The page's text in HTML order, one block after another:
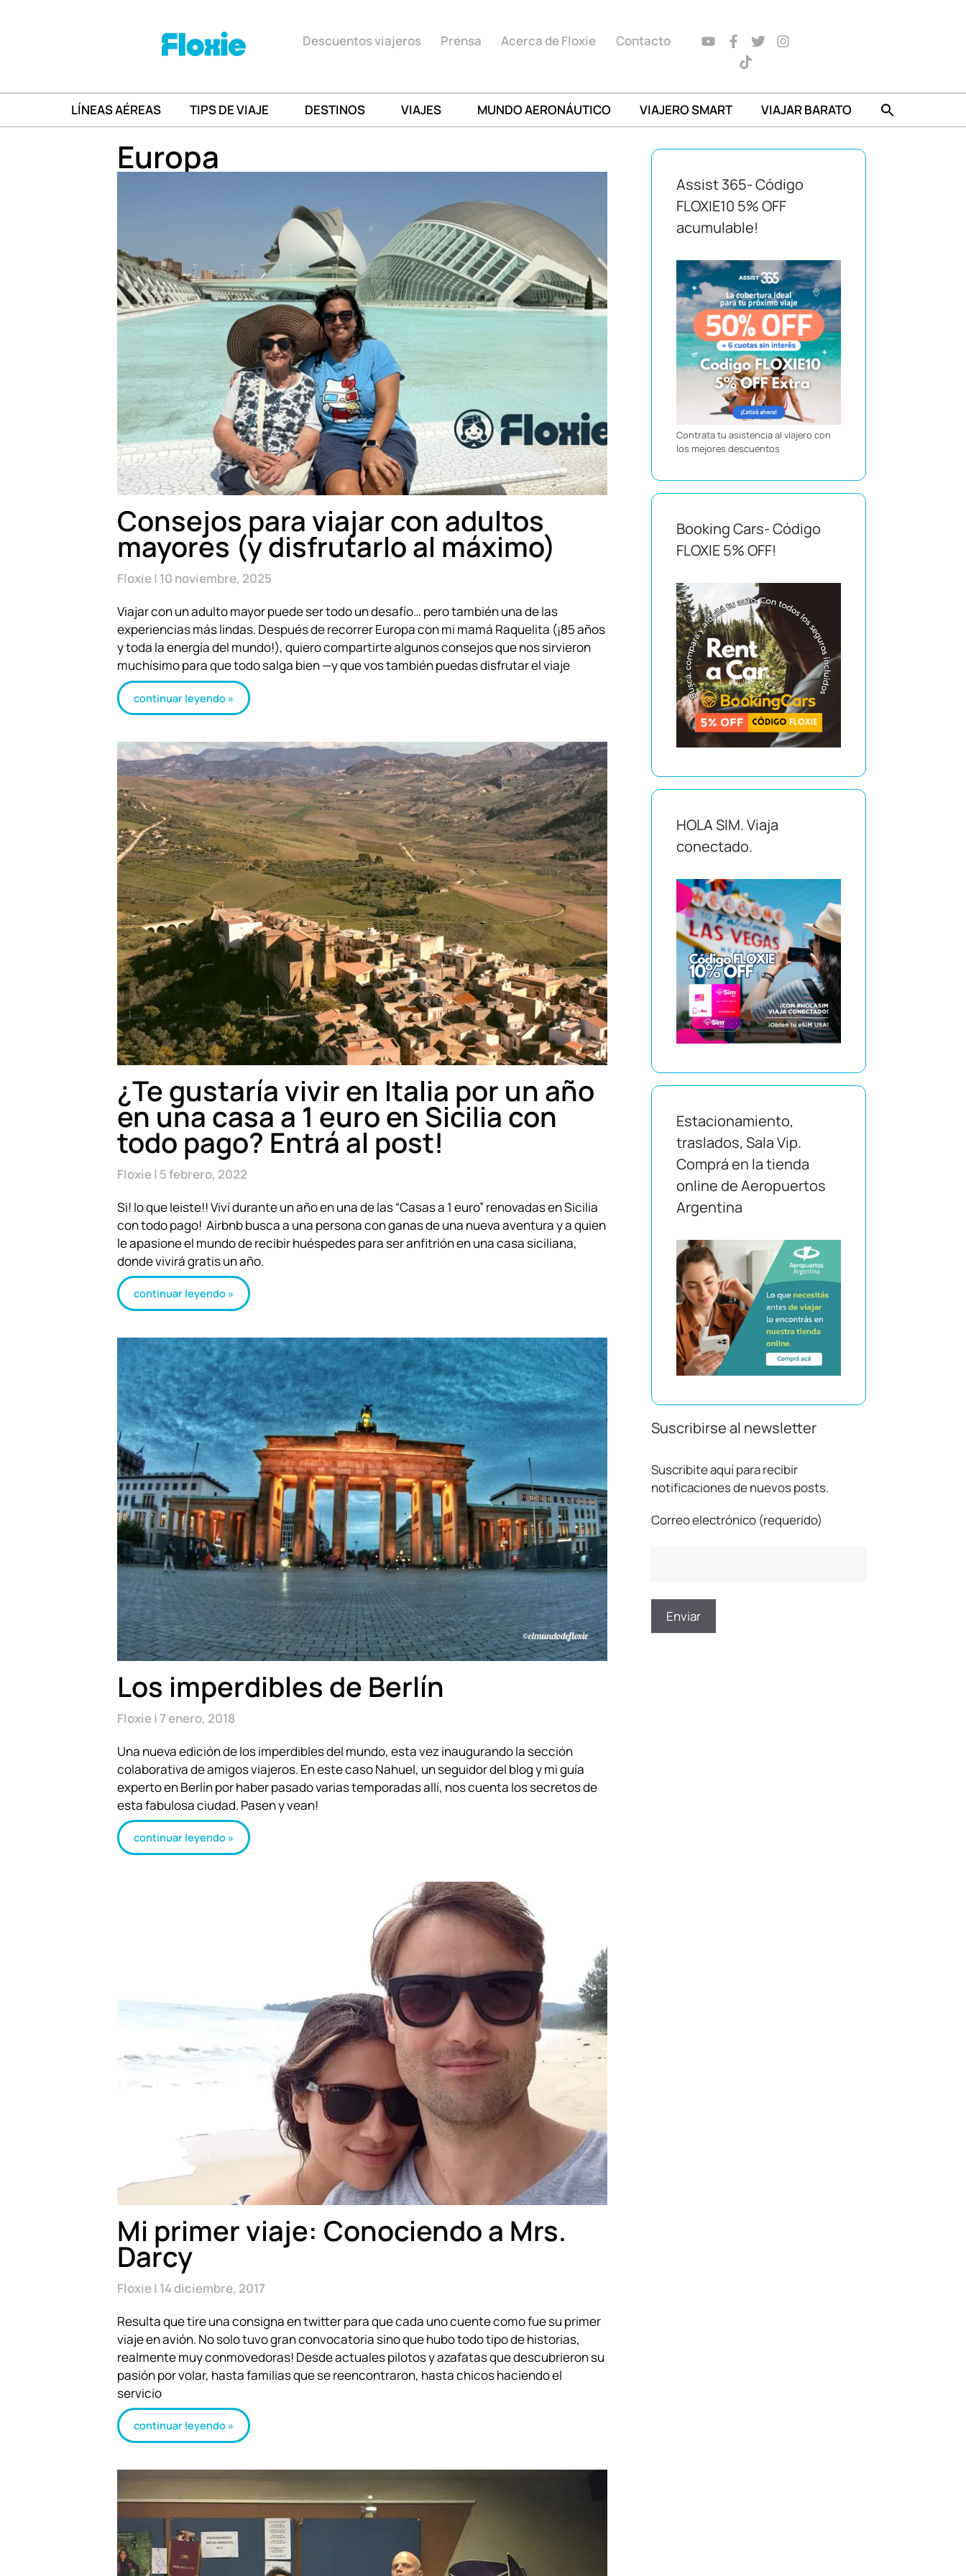
Descuentos viajeros Prensa Acerca de Floxie Contacto
LÍNEAS AÉREAS TIPS DE VIAJE DESTINOS VIAJES MUNDO AERONÁUTICO VIAJERO SMART VIAJAR BARATO
Assist 365- Código
FLOXIE10 5% OFF
acumulable!
Contrata tu asistencia al viajero con
los mejores descuentos
Booking Cars- Código
FLOXIE 5% OFF!
HOLA SIM. Viaja
conectado.
Estacionamiento,
traslados, Sala Vip.
Comprá en la tienda
online de Aeropuertos
Argentina
Suscribirse al newsletter
Suscribite aquí para recibir
notificaciones de nuevos posts.
Correo electrónico (requerido)
Europa
Consejos para viajar con adultos
mayores (y disfrutarlo al máximo)
Floxie 10 noviembre, 2025
Viajar con un adulto mayor puede ser todo un desafío… pero también una de las
experiencias más lindas. Después de recorrer Europa con mi mamá Raquelita (¡85 años
y toda la energía del mundo!), quiero compartirte algunos consejos que nos sirvieron
muchísimo para que todo salga bien —y que vos también puedas disfrutar el viaje
continuar leyendo »
¿Te gustaría vivir en Italia por un año
en una casa a 1 euro en Sicilia con
todo pago? Entrá al post!
Floxie 5 febrero, 2022
Si! lo que leiste!! Viví durante un año en una de las “Casas a 1 euro” renovadas en Sicilia
con todo pago! Airbnb busca a una persona con ganas de una nueva aventura y a quien
le apasione el mundo de recibir huéspedes para ser anfitrión en una casa siciliana,
donde vivirá gratis un año.
continuar leyendo »
Los imperdibles de Berlín
Floxie 7 enero, 2018
Una nueva edición de los imperdibles del mundo, esta vez inaugurando la sección
colaborativa de amigos viajeros. En este caso Nahuel, un seguidor del blog y mi guía
experto en Berlín por haber pasado varias temporadas allí, nos cuenta los secretos de
esta fabulosa ciudad. Pasen y vean!
continuar leyendo »
Mi primer viaje: Conociendo a Mrs.
Darcy
Floxie 14 diciembre, 2017
Resulta que tire una consigna en twitter para que cada uno cuente como fue su primer
viaje en avión. No solo tuvo gran convocatoria sino que hubo todo tipo de historias,
realmente muy conmovedoras! Desde actuales pilotos y azafatas que descubrieron su
pasión por volar, hasta familias que se reencontraron, hasta chicos haciendo el
servicio
continuar leyendo »